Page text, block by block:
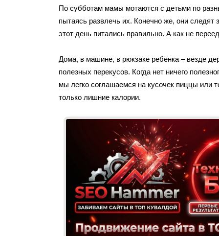
По субботам мамы мотаются с детьми по
пытаясь развлечь их. Конечно же, они следят
этот день питались правильно. А как не
Дома, в машине, в рюкзаке ребенка – везде
полезных перекусов. Когда нет ничего
мы легко соглашаемся на кусочек пиццы или
только лишние калории.